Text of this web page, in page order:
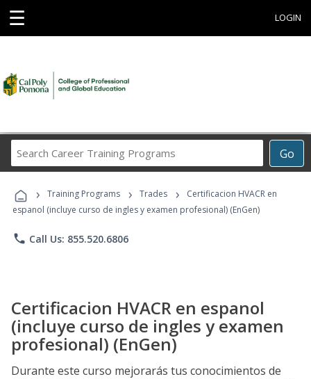
☰ LOGIN
Go
Career
Programs
› Training Programs › Trades ›
Certificacion HVACR en
espanol (incluye curso de ingles y examen profesional) (EnGen)
phone Call Us: 855.520.6806
Certificacion HVACR en espanol
(incluye curso de ingles y examen
profesional) (EnGen)
Durante este curso mejorarás tus conocimientos de